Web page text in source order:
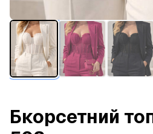
Бкорсетний